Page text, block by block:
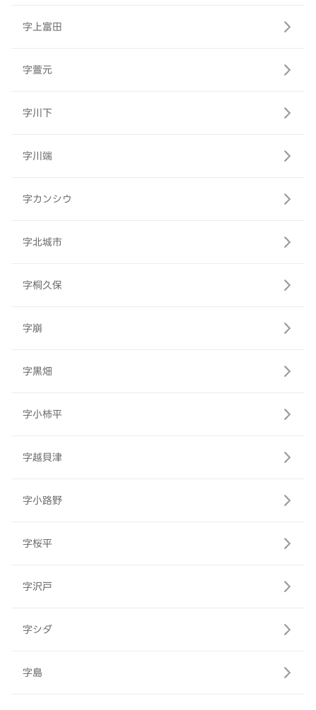
字上富田
字萱元
字川下
字川端
字カンシウ
字北城市
字桐久保
字崩
字黒畑
字小柿平
字越貝津
字小路野
字桜平
字沢戸
字シダ
字島